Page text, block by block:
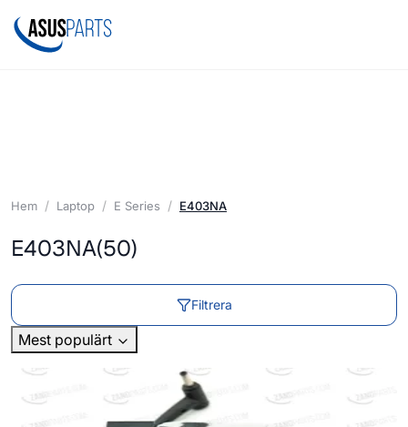
Hem Laptop E Series E403NA
E403NA(50)
Filtrera
Mest populärt